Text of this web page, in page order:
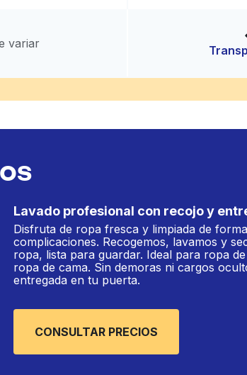
variar
Lavado profesional con recojo y
Disfruta de ropa fresca y limpiada de
complicaciones. Recogemos, lavamos y
ropa, lista para guardar. Ideal para ropa
ropa de cama. Sin demoras ni cargos
entregada en tu puerta.
CONSULTAR PRECIOS